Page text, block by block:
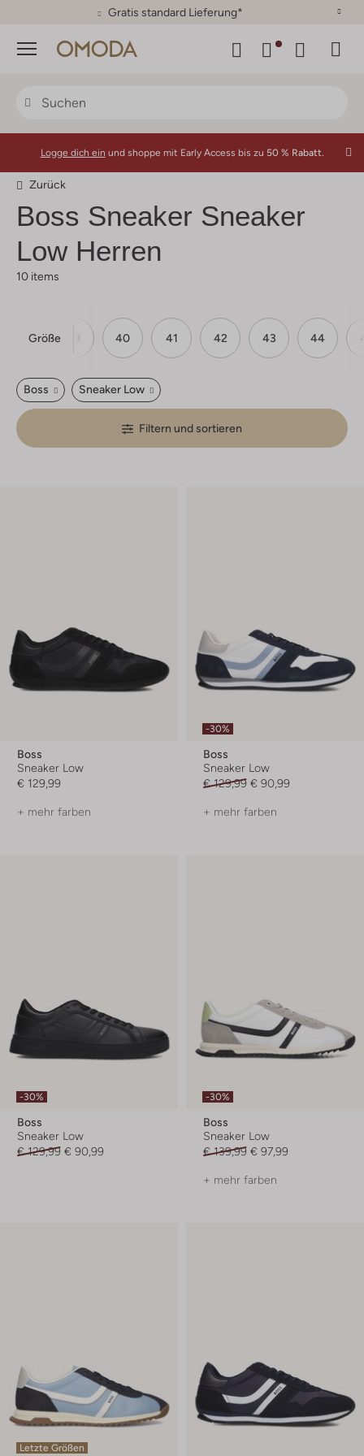
30 Tage Rückgaberecht
Menü
Logge dich ein und shoppe mit Early Access bis zu 50 % Rabatt.
Zurück
Boss Sneaker Sneaker
Low Herren
10 items
Größe 39 40 41 42 43 44
Boss Sneaker Low
Filtern und sortieren
Boss
Sneaker Low
€ 129,99
+ mehr farben
-30%
Boss
Sneaker Low
€ 129,99 € 90,99
+ mehr farben
-30%
Boss
Sneaker Low
€ 129,99 € 90,99
-30%
Boss
Sneaker Low
€ 139,99 € 97,99
+ mehr farben
Letzte Größen